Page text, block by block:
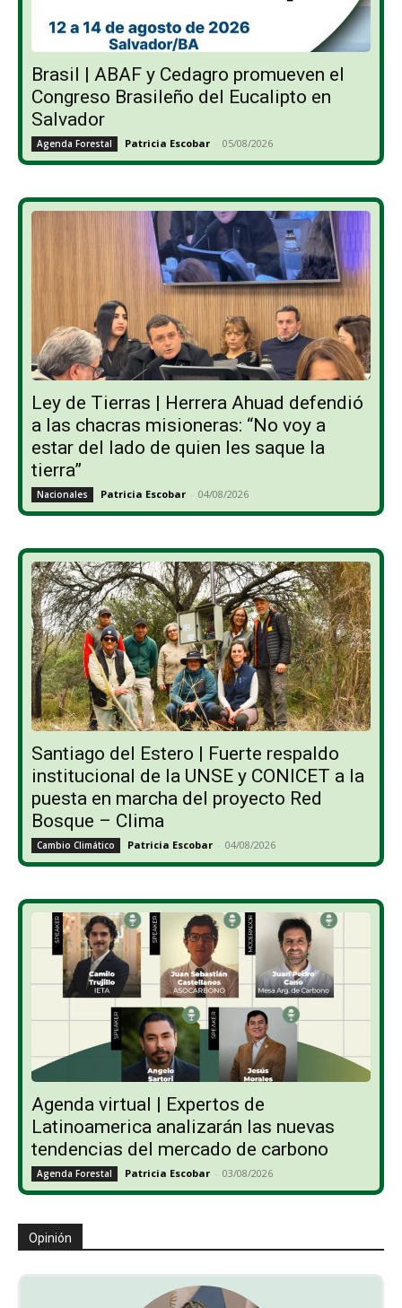
Brasil | ABAF y Cedagro promueven el
Congreso Brasileño del Eucalipto en
Salvador
Agenda Forestal Patricia Escobar - 05/08/2026
Ley de Tierras | Herrera Ahuad defendió
a las chacras misioneras: “No voy a
estar del lado de quien les saque la
tierra”
Nacionales Patricia Escobar - 04/08/2026
Santiago del Estero | Fuerte respaldo
institucional de la UNSE y CONICET a la
puesta en marcha del proyecto Red
Bosque – Clima
Cambio Climático Patricia Escobar - 04/08/2026
Agenda virtual | Expertos de
Latinoamerica analizarán las nuevas
tendencias del mercado de carbono
Agenda Forestal Patricia Escobar - 03/08/2026
Opinión